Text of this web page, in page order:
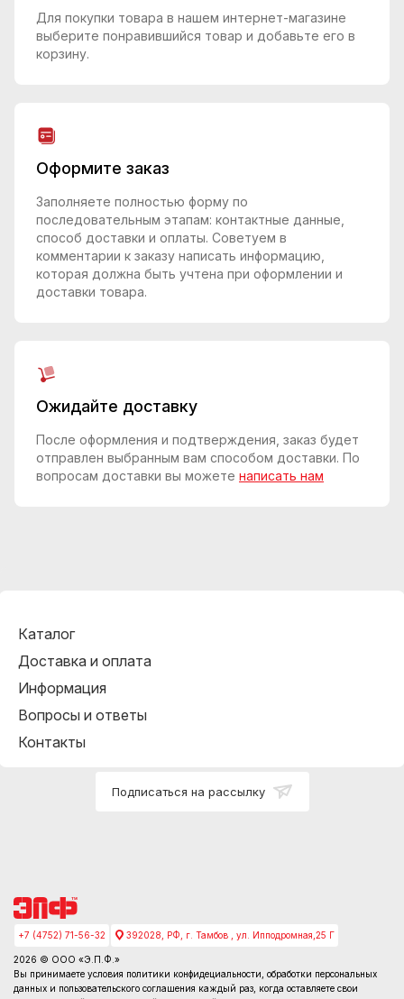
Для покупки товара в нашем интернет-магазине
выберите понравившийся товар и добавьте его в
корзину.
Оформите заказ
Заполняете полностью форму по
последовательным этапам: контактные данные,
способ доставки и оплаты. Советуем в
комментарии к заказу написать информацию,
которая должна быть учтена при оформлении и
доставки товара.
Ожидайте доставку
После оформления и подтверждения, заказ будет
отправлен выбранным вам способом доставки. По
вопросам доставки вы можете написать нам
Каталог
Доставка и оплата
Информация
Вопросы и ответы
Контакты
Подписаться на рассылку
+7 (4752) 71-56-32 392028, РФ, г. Тамбов , ул. Ипподромная,25 Г
2026 © ООО «Э.П.Ф.»
Вы принимаете условия политики конфидециальности , обработки персональных
данных и пользовательского соглашения каждый раз, когда оставляете свои